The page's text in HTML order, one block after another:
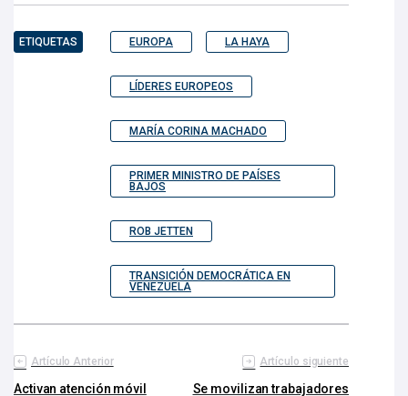
ETIQUETAS EUROPA LA HAYA
LÍDERES EUROPEOS
MARÍA CORINA MACHADO
PRIMER MINISTRO DE PAÍSES
BAJOS
ROB JETTEN
TRANSICIÓN DEMOCRÁTICA EN
VENEZUELA
Artículo Anterior
Activan atención móvil
Artículo siguiente
Se movilizan trabajadores